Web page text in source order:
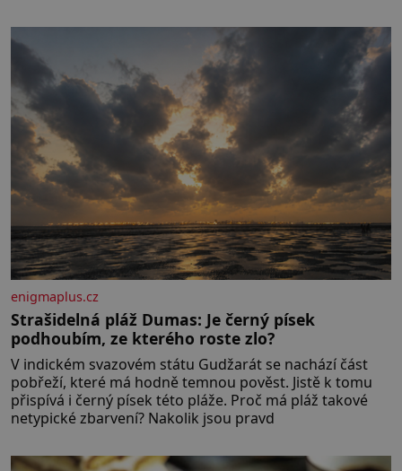
času tráví na zemi, kde sbírá zbytky semínek Jeho
domovinou je prakticky celá Austrálie s výjimkou
pobřežní oblasti.
enigmaplus.cz
Strašidelná pláž Dumas: Je černý písek
podhoubím, ze kterého roste zlo?
V indickém svazovém státu Gudžarát se nachází část
pobřeží, které má hodně temnou pověst. Jistě k tomu
přispívá i černý písek této pláže. Proč má pláž takové
netypické zbarvení? Nakolik jsou pravd